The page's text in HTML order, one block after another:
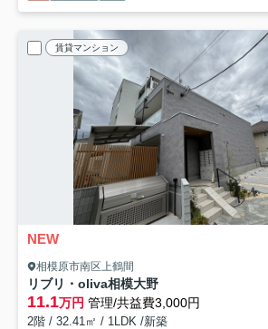
賃貸マンション
NEW
相模原市南区上鶴間
リブリ・oliva相模大野
11.1万円 管理/共益費3,000円
2階 / 32.41㎡ / 1LDK /新築